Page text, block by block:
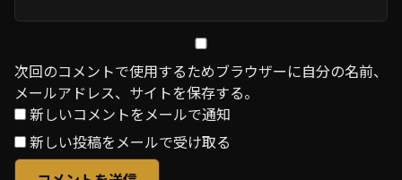
次回のコメントで使用するためブラウザーに自分の名前、
メールアドレス、サイトを保存する。
新しいコメントをメールで通知
新しい投稿をメールで受け取る